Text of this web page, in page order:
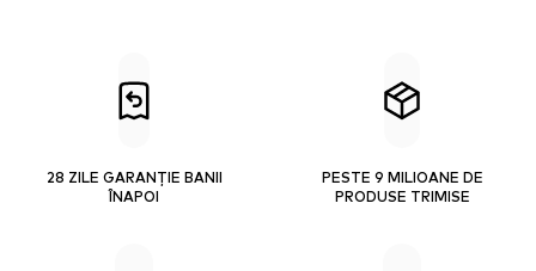
28 ZILE GARANȚIE BANII
ÎNAPOI
PESTE 9 MILIOANE DE
PRODUSE TRIMISE